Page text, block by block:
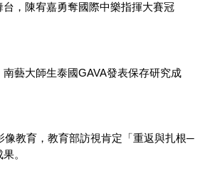
，陳宥嘉勇奪國際中樂指揮大賽冠
藝大師生泰國GAVA發表保存研究成
像教育，教育部訪視肯定「重返與扎根─
。